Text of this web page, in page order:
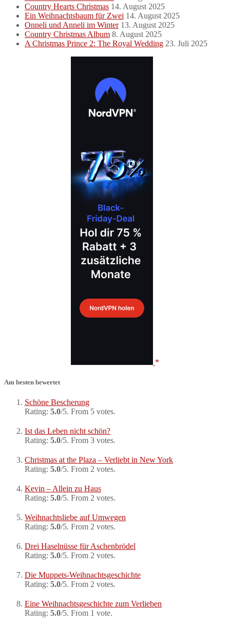
Country Hearts Christmas 14. August 2025
Ein Weihnachtsbaum für Zwei 14. August 2025
Onneli und Anneli im Winter 13. August 2025
Country Christmas Album 8. August 2025
A Christmas Prince 2: The Royal Wedding 23. Juli 2025
Am besten bewertet
Schöne Bescherung
Rating: 5.0/5. From 5 votes.
Ist das Leben nicht schön?
Rating: 5.0/5. From 3 votes.
Christmas at the Plaza – Verliebt in New York
Rating: 5.0/5. From 2 votes.
Kevin – Allein zu Haus
Rating: 5.0/5. From 2 votes.
Weihnachtsliebe auf Umwegen
Rating: 5.0/5. From 2 votes.
Drei Haselnüsse für Aschenbrödel
Rating: 5.0/5. From 2 votes.
Die Muppets-Weihnachtsgeschichte
Rating: 5.0/5. From 2 votes.
Eine Weihnachtsgeschichte zum Verlieben
Rating: 5.0/5. From 1 vote.